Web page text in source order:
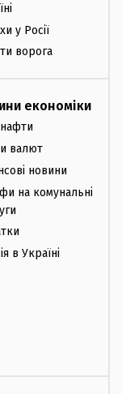
у Росії
ворога
економіки
валют
новини
на комунальні
в Україні